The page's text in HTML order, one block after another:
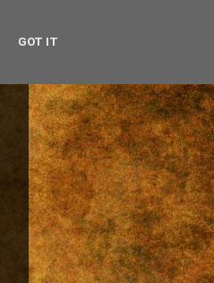
GOT IT